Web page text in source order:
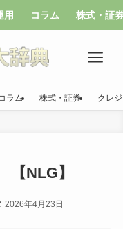
用 コラム 株式・証
ラム 株式・証券 クレ
NLG】
2026年4月23日